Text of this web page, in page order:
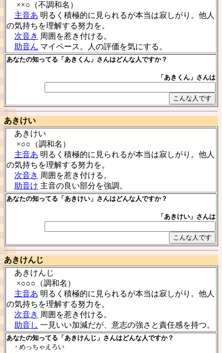
××○（不調和名）
主音あ 明るく積極的に見られるが本当は寂しがり。他人
の気持ちを理解する努力を。
次音き 周囲を惹き付ける。
助音ん マイペース。人の評価を気にする。
あなたの知ってる「あきくん」さんはどんな人ですか？
「あきくん」さんは
あきけい
あきけい
×○○（調和名）
主音あ 明るく積極的に見られるが本当は寂しがり。他人
の気持ちを理解する努力を。
次音き 周囲を惹き付ける。
助音け 主音の良い部分を強調。
あなたの知ってる「あきけい」さんはどんな人ですか？
「あきけい」さんは
あきけんじ
あきけんじ
×○○○（調和名）
主音あ 明るく積極的に見られるが本当は寂しがり。他人
の気持ちを理解する努力を。
次音き 周囲を惹き付ける。
助音し 一見いい加減だが、意志の強さと責任感を持つ。
あなたの知ってる「あきけんじ」さんはどんな人ですか？
・めっちゃえろい